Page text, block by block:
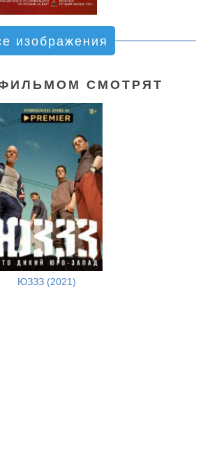
изображения
СМОТРЯТ
ЮЗЗЗ (2021)